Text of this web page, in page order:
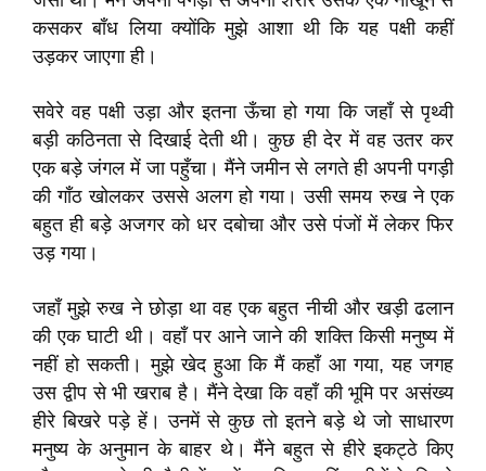
कसकर बाँध लिया क्योंकि मुझे आशा थी कि यह पक्षी कहीं
उड़कर जाएगा ही।
सवेरे वह पक्षी उड़ा और इतना ऊँचा हो गया कि जहाँ से पृथ्वी
बड़ी कठिनता से दिखाई देती थी। कुछ ही देर में वह उतर कर
एक बड़े जंगल में जा पहुँचा। मैंने जमीन से लगते ही अपनी पगड़ी
की गाँठ खोलकर उससे अलग हो गया। उसी समय रुख ने एक
बहुत ही बड़े अजगर को धर दबोचा और उसे पंजों में लेकर फिर
उड़ गया।
जहाँ मुझे रुख ने छोड़ा था वह एक बहुत नीची और खड़ी ढलान
की एक घाटी थी। वहाँ पर आने जाने की शक्ति किसी मनुष्य में
नहीं हो सकती। मुझे खेद हुआ कि मैं कहाँ आ गया, यह जगह
उस द्वीप से भी खराब है। मैंने देखा कि वहाँ की भूमि पर असंख्य
हीरे बिखरे पड़े हें। उनमें से कुछ तो इतने बड़े थे जो साधारण
मनुष्य के अनुमान के बाहर थे। मैंने बहुत से हीरे इकट्ठे किए